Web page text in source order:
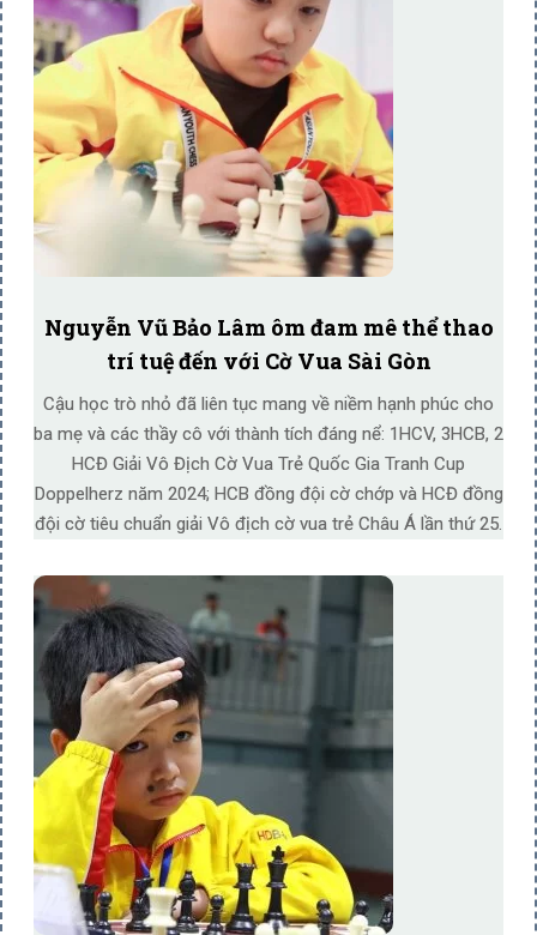
Nguyễn Vũ Bảo Lâm ôm đam mê thể thao
trí tuệ đến với Cờ Vua Sài Gòn
Cậu học trò nhỏ đã liên tục mang về niềm hạnh phúc cho
ba mẹ và các thầy cô với thành tích đáng nể: 1HCV, 3HCB, 2
HCĐ Giải Vô Địch Cờ Vua Trẻ Quốc Gia Tranh Cup
Doppelherz năm 2024; HCB đồng đội cờ chớp và HCĐ đồng
đội cờ tiêu chuẩn giải Vô địch cờ vua trẻ Châu Á lần thứ 25.